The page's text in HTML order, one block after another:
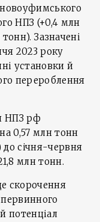
НПЗ (+0,4 млн
Зазначені
2023 року
установки й
перероблення
НПЗ рф
0,57 млн тонн
до січня-червня
млн тонн.
скорочення
потенціал